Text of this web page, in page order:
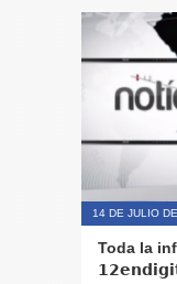
14 DE JULIO
Toda la